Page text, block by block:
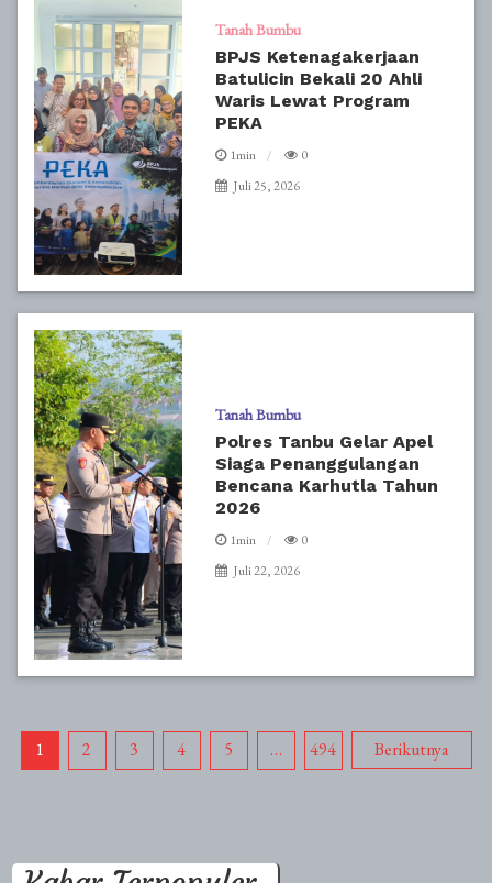
Tanah Bumbu
BPJS Ketenagakerjaan
Batulicin Bekali 20 Ahli
Waris Lewat Program
PEKA
1min
0
Juli 25, 2026
Tanah Bumbu
Polres Tanbu Gelar Apel
Siaga Penanggulangan
Bencana Karhutla Tahun
2026
1min
0
Juli 22, 2026
Paginasi
1 2 3 4 5 … 494 Berikutnya